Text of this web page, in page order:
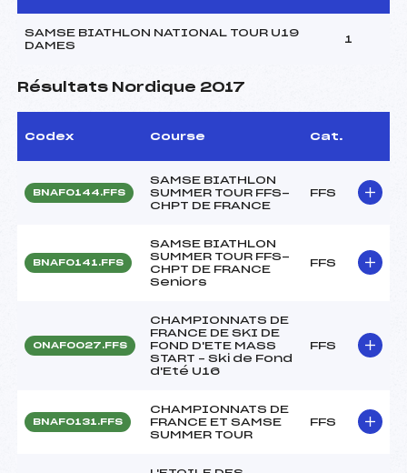
SAMSE BIATHLON NATIONAL TOUR U19
DAMES
1
Résultats Nordique 2017
Codex Course Cat.
BNAF0144.FFS
SAMSE BIATHLON
SUMMER TOUR FFS-
CHPT DE FRANCE
FFS
BNAF0141.FFS
SAMSE BIATHLON
SUMMER TOUR FFS-
CHPT DE FRANCE
Seniors
FFS
ONAF0027.FFS
CHAMPIONNATS DE
FRANCE DE SKI DE
FOND D'ETE MASS
START – Ski de Fond
d'Eté U16
FFS
BNAF0131.FFS
CHAMPIONNATS DE
FRANCE ET SAMSE
SUMMER TOUR
FFS